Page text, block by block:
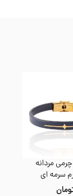
مردانه